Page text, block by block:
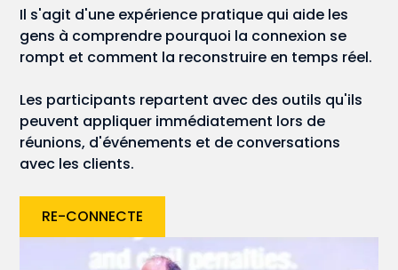
Il s'agit d'une expérience pratique qui aide les
gens à comprendre pourquoi la connexion se
rompt et comment la reconstruire en temps réel.
Les participants repartent avec des outils qu'ils
peuvent appliquer immédiatement lors de
réunions, d'événements et de conversations
avec les clients.
RE-CONNECTE